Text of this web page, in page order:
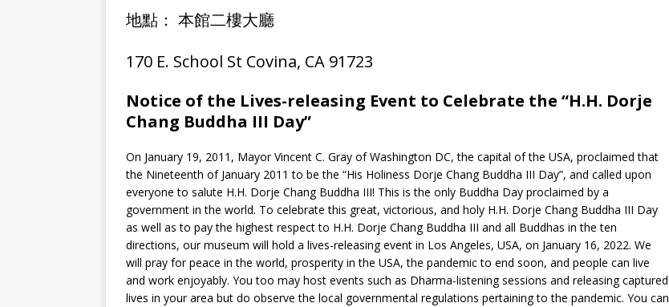
地點： 本館二樓大廳
170 E. School St Covina, CA 91723
Notice of the Lives-releasing Event to Celebrate the “H.H. Dorje
Chang Buddha III Day”
On January 19, 2011, Mayor Vincent C. Gray of Washington DC, the capital of the USA, proclaimed that
the Nineteenth of January 2011 to be the “His Holiness Dorje Chang Buddha III Day”, and called upon
everyone to salute H.H. Dorje Chang Buddha III! This is the only Buddha Day proclaimed by a
government in the world. To celebrate this great, victorious, and holy H.H. Dorje Chang Buddha III Day
as well as to pay the highest respect to H.H. Dorje Chang Buddha III and all Buddhas in the ten
directions, our museum will hold a lives-releasing event in Los Angeles, USA, on January 16, 2022. We
will pray for peace in the world, prosperity in the USA, the pandemic to end soon, and people can live
and work enjoyably. You too may host events such as Dharma-listening sessions and releasing captured
lives in your area but do observe the local governmental regulations pertaining to the pandemic. You can